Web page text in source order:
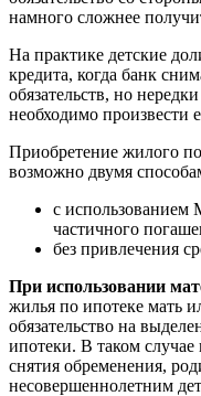
намного сложнее
На практике детские
кредита, когда банк
обязательств, но
необходимо произвести
Приобретение жилого
возможно двумя
с использованием
частичного
без привлечения
При использовании
жилья по ипотеке мать
обязательство на
ипотеки. В таком случае
снятия обременения,
несовершеннолетним